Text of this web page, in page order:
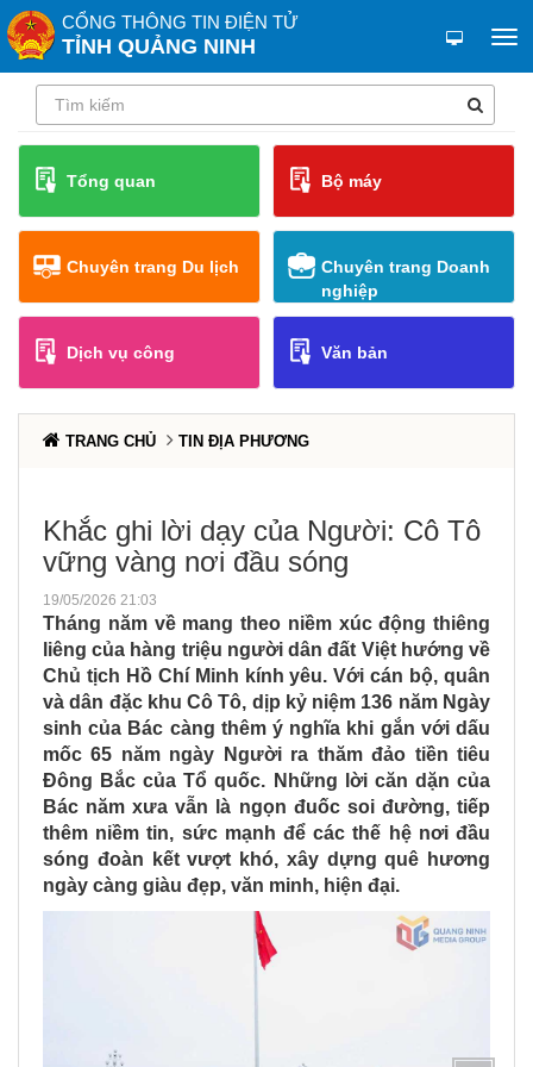
CỔNG THÔNG TIN ĐIỆN TỬ
TỈNH QUẢNG NINH
Tổng quan Bộ máy
Chuyên trang Du lịch
Chuyên trang Doanh
nghiệp
Dịch vụ công Văn bản
TRANG CHỦ TIN ĐỊA PHƯƠNG
Khắc ghi lời dạy của Người: Cô Tô
vững vàng nơi đầu sóng
19/05/2026 21:03
Tháng năm về mang theo niềm xúc động thiêng
liêng của hàng triệu người dân đất Việt hướng về
Chủ tịch Hồ Chí Minh kính yêu. Với cán bộ, quân
và dân đặc khu Cô Tô, dịp kỷ niệm 136 năm Ngày
sinh của Bác càng thêm ý nghĩa khi gắn với dấu
mốc 65 năm ngày Người ra thăm đảo tiền tiêu
Đông Bắc của Tổ quốc. Những lời căn dặn của
Bác năm xưa vẫn là ngọn đuốc soi đường, tiếp
thêm niềm tin, sức mạnh để các thế hệ nơi đầu
sóng đoàn kết vượt khó, xây dựng quê hương
ngày càng giàu đẹp, văn minh, hiện đại.